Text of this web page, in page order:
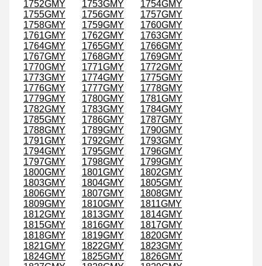
1752GMY
1753GMY
1754GMY
1755GMY
1756GMY
1757GMY
1758GMY
1759GMY
1760GMY
1761GMY
1762GMY
1763GMY
1764GMY
1765GMY
1766GMY
1767GMY
1768GMY
1769GMY
1770GMY
1771GMY
1772GMY
1773GMY
1774GMY
1775GMY
1776GMY
1777GMY
1778GMY
1779GMY
1780GMY
1781GMY
1782GMY
1783GMY
1784GMY
1785GMY
1786GMY
1787GMY
1788GMY
1789GMY
1790GMY
1791GMY
1792GMY
1793GMY
1794GMY
1795GMY
1796GMY
1797GMY
1798GMY
1799GMY
1800GMY
1801GMY
1802GMY
1803GMY
1804GMY
1805GMY
1806GMY
1807GMY
1808GMY
1809GMY
1810GMY
1811GMY
1812GMY
1813GMY
1814GMY
1815GMY
1816GMY
1817GMY
1818GMY
1819GMY
1820GMY
1821GMY
1822GMY
1823GMY
1824GMY
1825GMY
1826GMY